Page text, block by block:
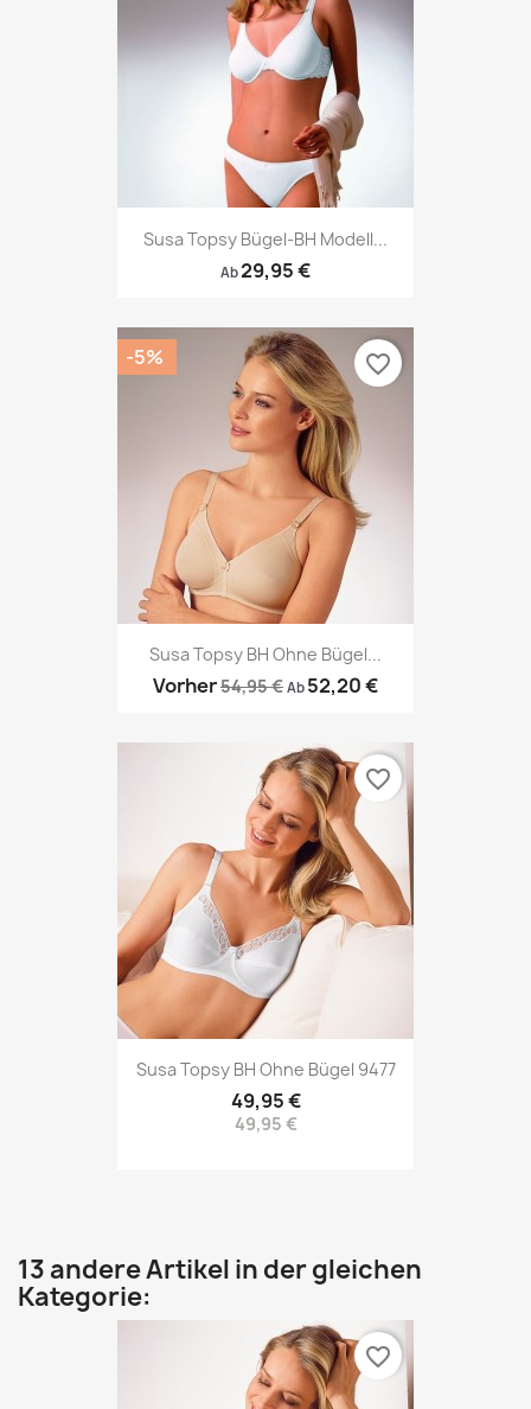
Susa Topsy Bügel-BH Modell...
Ab29,95 €
Susa Topsy BH Ohne Bügel...
Vorher54,95 € Ab 52,20 €
-5% favorite_border
Susa Topsy BH Ohne Bügel 9477
49,95 €
49,95 €
favorite_border
13 andere Artikel in der gleichen
Kategorie:
favorite_border